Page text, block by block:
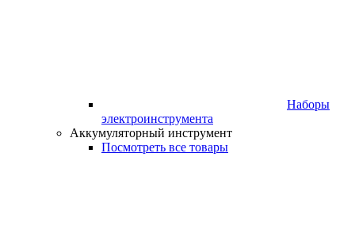
Наборы
электроинструмента
Аккумуляторный инструмент
Посмотреть все товары